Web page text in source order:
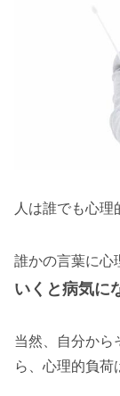
人は誰でも心理
誰かの言葉に心
いくと病気に
当然、自分から
ら、心理的負荷